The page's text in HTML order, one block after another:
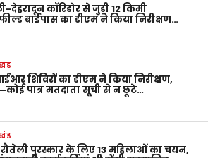
देहरादून कॉरिडोर से जुड़ी 12 किमी
बाईपास का डीएम ने किया निरीक्षण…
शिविरों का डीएम ने किया निरीक्षण,
पात्र मतदाता सूची से न छूटे…
पुरस्कार के लिए 13 महिलाओं का चयन,